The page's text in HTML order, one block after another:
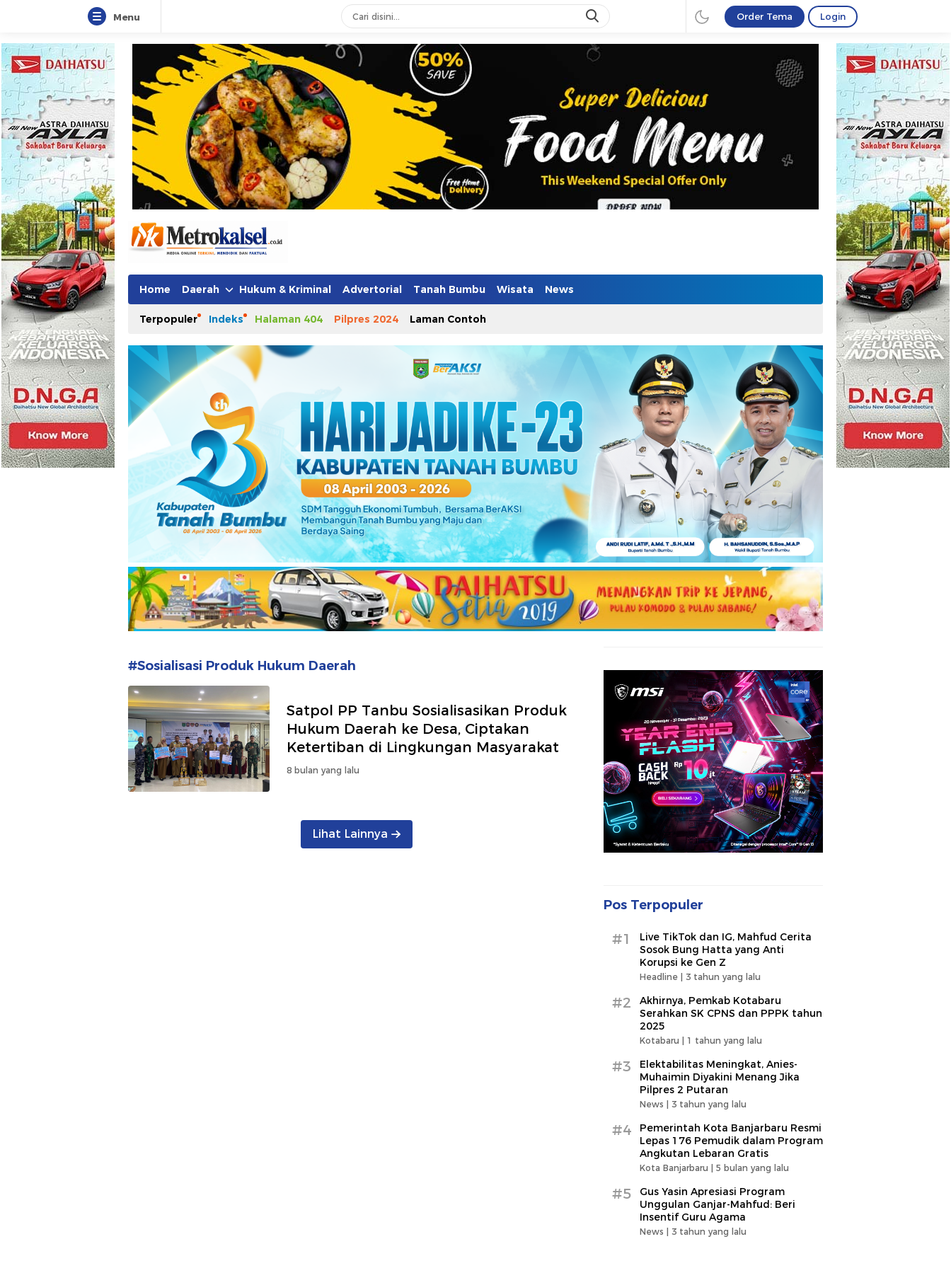
Menu Order Tema Login
Metro Kalsel
Media Online Terkini, Faktual dan Mendidik
Home Daerah Hukum & Kriminal Advertorial Tanah Bumbu Wisata News
Terpopuler Indeks Halaman 404 Pilpres 2024 Laman Contoh
#Sosialisasi Produk Hukum Daerah
Satpol PP Tanbu Sosialisasikan Produk
Hukum Daerah ke Desa, Ciptakan
Ketertiban di Lingkungan Masyarakat
8 bulan yang lalu
Lihat Lainnya
Pos Terpopuler
#1
Live TikTok dan IG, Mahfud Cerita
Sosok Bung Hatta yang Anti
Korupsi ke Gen Z
Headline | 3 tahun yang lalu
#2
Akhirnya, Pemkab Kotabaru
Serahkan SK CPNS dan PPPK tahun
2025
Kotabaru | 1 tahun yang lalu
#3
Elektabilitas Meningkat, Anies-
Muhaimin Diyakini Menang Jika
Pilpres 2 Putaran
News | 3 tahun yang lalu
#4
Pemerintah Kota Banjarbaru Resmi
Lepas 176 Pemudik dalam Program
Angkutan Lebaran Gratis
Kota Banjarbaru | 5 bulan yang lalu
#5
Gus Yasin Apresiasi Program
Unggulan Ganjar-Mahfud: Beri
Insentif Guru Agama
News | 3 tahun yang lalu